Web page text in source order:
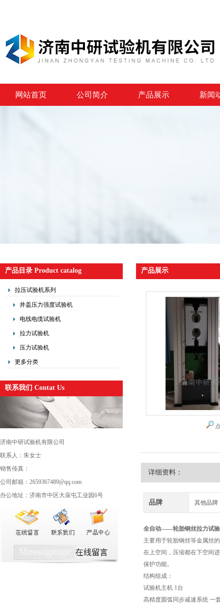
网站首页 公司简介 产品展示 新闻
产品目录 Product catalog
拉压试验机系列
井盖压力强度试验机
电线电缆试验机
拉力试验机
压力试验机
更多分类
联系我们 Contat Us
济南中研试验机有限公司
联系人：朱女士
销售传真：
公司邮箱：2659367489@qq.com
办公地址：济南市中区大庙屯工业园6号
产品展示
详细资料：
品牌 其他品牌
全自动——轮胎钢丝拉力试
主要用于轮胎钢丝等金属丝
在上空间，压缩都在下空间
保护功能。
结构组成：
试验机主机 1台
高精度圆弧同步减速系统 一